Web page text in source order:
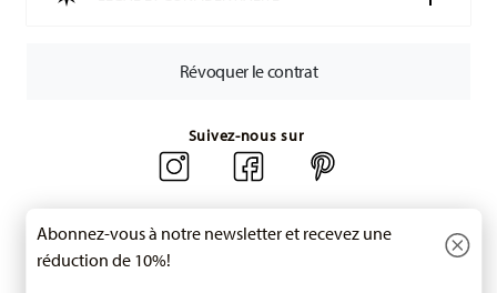
articles en stock. Vous pouvez consulter les délais de
Pour les retours, veuillez utiliser notre
Révoquer le contrat
Suivez-nous sur
Abonnez-vous à notre newsletter et recevez une
réduction de 10%!